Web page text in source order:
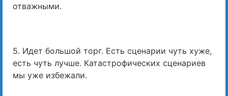
отважными.
5. Идет большой торг. Есть сценарии чуть хуже,
есть чуть лучше. Катастрофических сценариев
мы уже избежали.